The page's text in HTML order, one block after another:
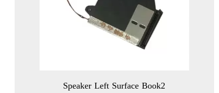
Speaker Left Surface Book2